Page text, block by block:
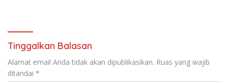
Tinggalkan Balasan
Alamat email Anda tidak akan dipublikasikan. Ruas yang wajib
ditandai *